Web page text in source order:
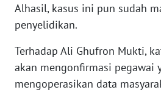
Alhasil, kasus ini pun sudah
penyelidikan.
Terhadap Ali Ghufron Mukti,
akan mengonfirmasi pegawai
mengoperasikan data
SIBER
KARIR